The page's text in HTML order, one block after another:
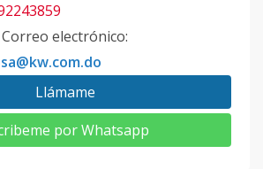
Correo electrónico:
Llámame
por Whatsapp